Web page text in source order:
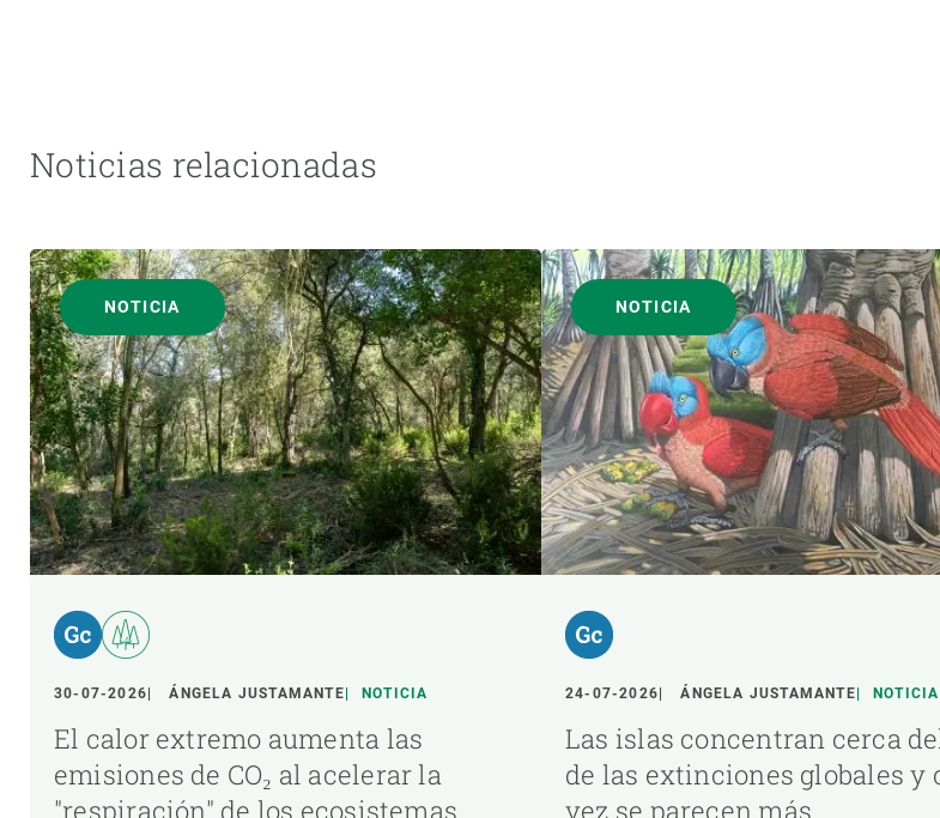
Noticias relacionadas
NOTICIA
30-07-2026 ÁNGELA JUSTAMANTE NOTICIA
El calor extremo aumenta las
emisiones de CO₂ al acelerar la
"respiración" de los ecosistemas
NOTICIA
24-07-2026 ÁNGELA JUSTAMANTE NOTICIA
Las islas concentran cerca
de las extinciones globales y
vez se parecen más